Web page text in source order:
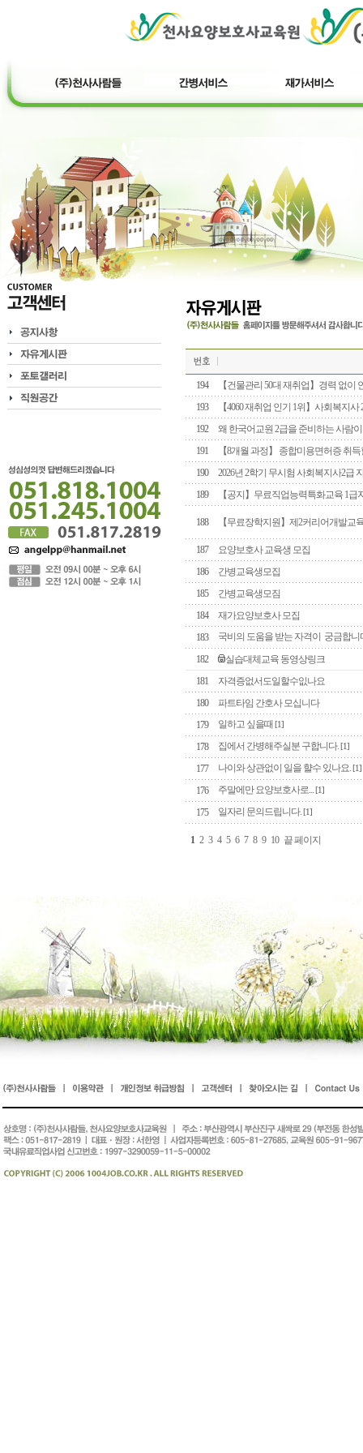
194
【건물관리 50대 재취업】경력 없이
193
【4060 재취업 인기 1위】사회복지
192
왜 한국어교원 2급을 준비하는 사람
191
【8개월 과정】 종합미용면허증 취
190
2026년 2학기 무시험 사회복지사2급
189
【공지】무료직업능력특화교육 1급
188 【무료장학지원】제2커리어개발교
187
요양보호사 교육생 모집
186
간병교육생모집
185
간병교육생모짐
184
재가요양보호사 모집
183
국비의 도움을 받는 자격이 궁금합니
182
실습대체교육 동영상링크
181
자격증없서도일할수잆나요
180
파트타임 간호사 모십니다
179
일하고 싶을때 [1]
178 집에서 간병해주실분 구합니다. [1]
177 나이와 상관없이 일을 햘수 있나요. [1]
176 주말에만 요양보호사로... [1]
175 일자리 문의드립니다. [1]
1 2 3 4 5 6 7 8 9 10 끝 페이지